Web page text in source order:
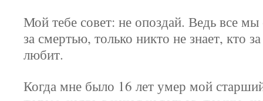
Мой тебе совет: не опоздай. Ведь все
за смертью, только никто не знает, кто
любит.
Когда мне было 16 лет умер мой